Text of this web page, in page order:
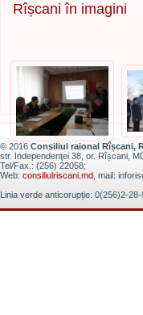
Rîșcani în imagini
© 2016 Consiliul raional Rîșcani,
str. Independenţei 38, or. Rîșcani,
Tel/Fax.: (256) 22058;
Web: consiliulriscani.md , mail:
Linia verde anticorupție: 0(256)2-28-